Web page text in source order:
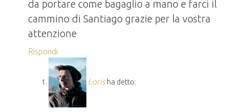
da portare come bagaglio a mano e farci il
cammino di Santiago grazie per la vostra
attenzione
Rispondi
Loris ha detto: